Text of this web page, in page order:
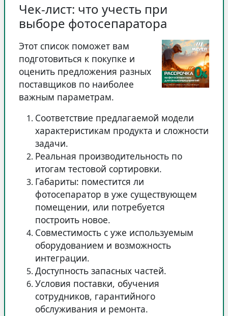
Чек-лист: что учесть при
выборе фотосепаратора
Этот список поможет вам
подготовиться к покупке и
оценить предложения разных
поставщиков по наиболее
важным параметрам.
Соответствие предлагаемой модели
характеристикам продукта и сложности
задачи.
Реальная производительность по
итогам тестовой сортировки.
Габариты: поместится ли
фотосепаратор в уже существующем
помещении, или потребуется
построить новое.
Совместимость с уже используемым
оборудованием и возможность
интеграции.
Доступность запасных частей.
Условия поставки, обучения
сотрудников, гарантийного
обслуживания и ремонта.